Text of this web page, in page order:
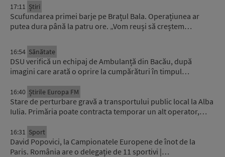
17:11 Știri
Scufundarea primei barje pe Brațul Bala. Operațiunea ar
putea dura până la patru ore. „Vom reuși să creștem…
16:54 Sănătate
DSU verifică un echipaj de Ambulanță din Bacău, după
imagini care arată o oprire la cumpărături în timpul…
16:40 Știrile Europa FM
Stare de perturbare gravă a transportului public local la Alba
Iulia. Primăria poate contracta temporar un alt operator,…
16:31 Sport
David Popovici, la Campionatele Europene de înot de la
Paris. România are o delegație de 11 sportivi |…